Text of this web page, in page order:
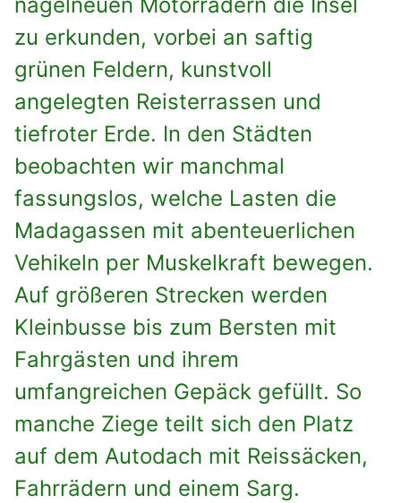
nagelneuen Motorrädern die Insel
zu erkunden, vorbei an saftig
grünen Feldern, kunstvoll
angelegten Reisterrassen und
tiefroter Erde. In den Städten
beobachten wir manchmal
fassungslos, welche Lasten die
Madagassen mit abenteuerlichen
Vehikeln per Muskelkraft bewegen.
Auf größeren Strecken werden
Kleinbusse bis zum Bersten mit
Fahrgästen und ihrem
umfangreichen Gepäck gefüllt. So
manche Ziege teilt sich den Platz
auf dem Autodach mit Reissäcken,
Fahrrädern und einem Sarg.